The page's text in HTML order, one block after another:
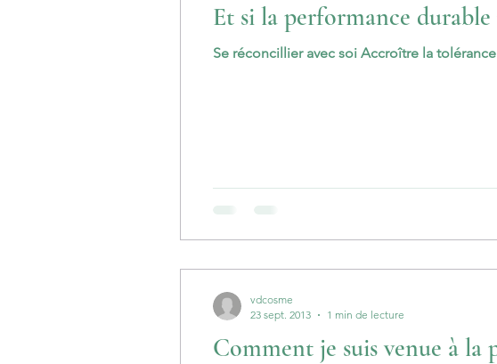
Et si la performance
Comment je suis venue à la
vdcosme
23 sept. 2013
1 min de lecture